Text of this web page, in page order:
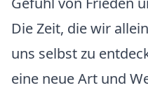
Die Zeit, die wir
uns selbst zu
eine neue Art und